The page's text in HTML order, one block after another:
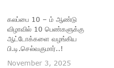
கலப்பை 10 – ம் ஆண்டு
விழாவில் 10 பெண்களுக்கு
ஆட்டோக்களை வழங்கிய
பி.டி.செல்வகுமார்..!
November 3, 2025